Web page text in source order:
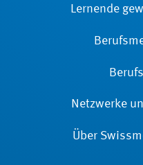
Lernende
Netzwerke
Über